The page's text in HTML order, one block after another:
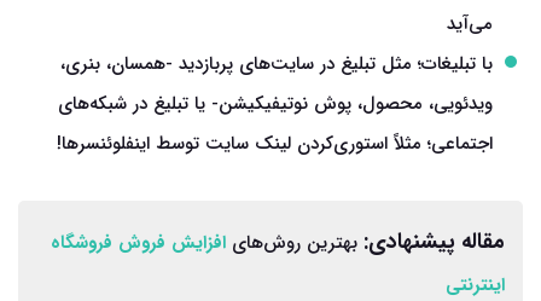
می‌آید
با تبلیغات؛ مثل تبلیغ در سایت‌های پربازدید -همسان، بنری،
ویدئویی، محصول، پوش نوتیفیکیشن- یا تبلیغ در شبکه‌های
اجتماعی؛ مثلاً استوری‌کردن لینک سایت توسط اینفلوئنسرها!
مقاله پیشنهادی: بهترین روش‌های افزایش فروش فروشگاه
اینترنتی